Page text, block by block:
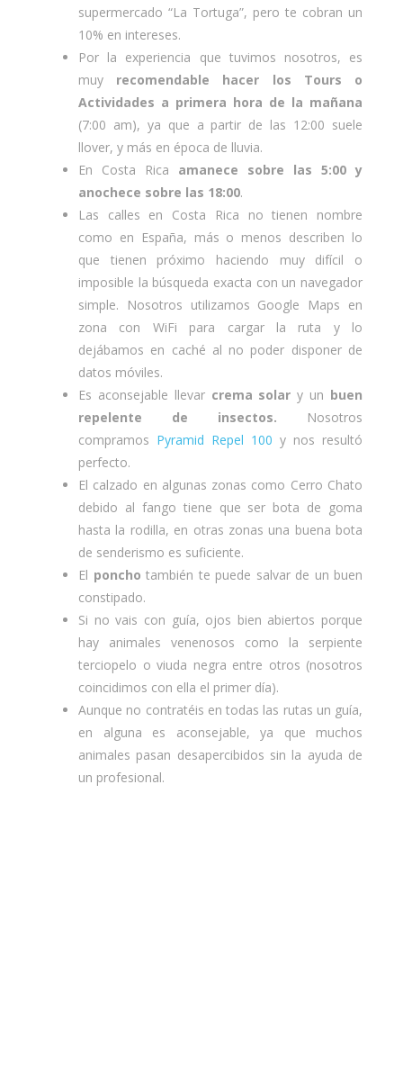
supermercado “La Tortuga”, pero te cobran un
10% en intereses.
Por la experiencia que tuvimos nosotros, es
muy recomendable hacer los Tours o
Actividades a primera hora de la mañana
(7:00 am), ya que a partir de las 12:00 suele
llover, y más en época de lluvia.
En Costa Rica amanece sobre las 5:00 y
anochece sobre las 18:00.
Las calles en Costa Rica no tienen nombre
como en España, más o menos describen lo
que tienen próximo haciendo muy difícil o
imposible la búsqueda exacta con un navegador
simple. Nosotros utilizamos Google Maps en
zona con WiFi para cargar la ruta y lo
dejábamos en caché al no poder disponer de
datos móviles.
Es aconsejable llevar crema solar y un buen
repelente de insectos.
Nosotros
compramos Pyramid Repel 100 y nos resultó
perfecto.
El calzado en algunas zonas como Cerro Chato
debido al fango tiene que ser bota de goma
hasta la rodilla, en otras zonas una buena bota
de senderismo es suficiente.
El poncho también te puede salvar de un buen
constipado.
Si no vais con guía, ojos bien abiertos porque
hay animales venenosos como la serpiente
terciopelo o viuda negra entre otros (nosotros
coincidimos con ella el primer día).
Aunque no contratéis en todas las rutas un guía,
en alguna es aconsejable, ya que muchos
animales pasan desapercibidos sin la ayuda de
un profesional.